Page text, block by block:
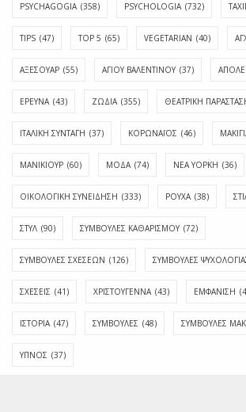
PSYCHAGOGIA (358) PSYCHOLOGIA (732)
TIPS (47) TOP 5 (65) VEGETARIAN (40)
ΑΞΕΣΟΥΑΡ (55) ΑΓΊΟΥ ΒΑΛΕΝΤΊΝΟΥ (37)
ΕΡΕΥΝΑ (43) ΖΩΔΙΑ (355) ΘΕΑΤΡΙΚΗ
ΙΤΑΛΙΚΗ ΣΥΝΤΑΓΗ (37) ΚΟΡΩΝΑΪΟΣ (46)
ΜΑΝΙΚΙΟΥΡ (60) ΜΟΔΑ (74) ΝΕΑ ΥΟΡΚΗ (36)
ΟΙΚΟΛΟΓΙΚΗ ΣΥΝΕΙΔΗΣΗ (333) ΡΟΥΧΑ (38)
ΣΤΥΛ (90) ΣΥΜΒΟΥΛΕΣ ΚΑΘΑΡΙΣΜΟΥ (72)
ΣΥΜΒΟΥΛΕΣ ΣΧΕΣΕΩΝ (126) ΣΥΜΒΟΥΛΕΣ
ΣΧΕΣΕΙΣ (41) ΧΡΙΣΤΟΥΓΕΝΝΑ (43) ΕΜΦΆΝΙΣΗ
ΙΣΤΟΡΊΑ (47) ΣΥΜΒΟΥΛΈΣ (48) ΣΥΜΒΟΥΛΈΣ
ΎΠΝΟΣ (37)